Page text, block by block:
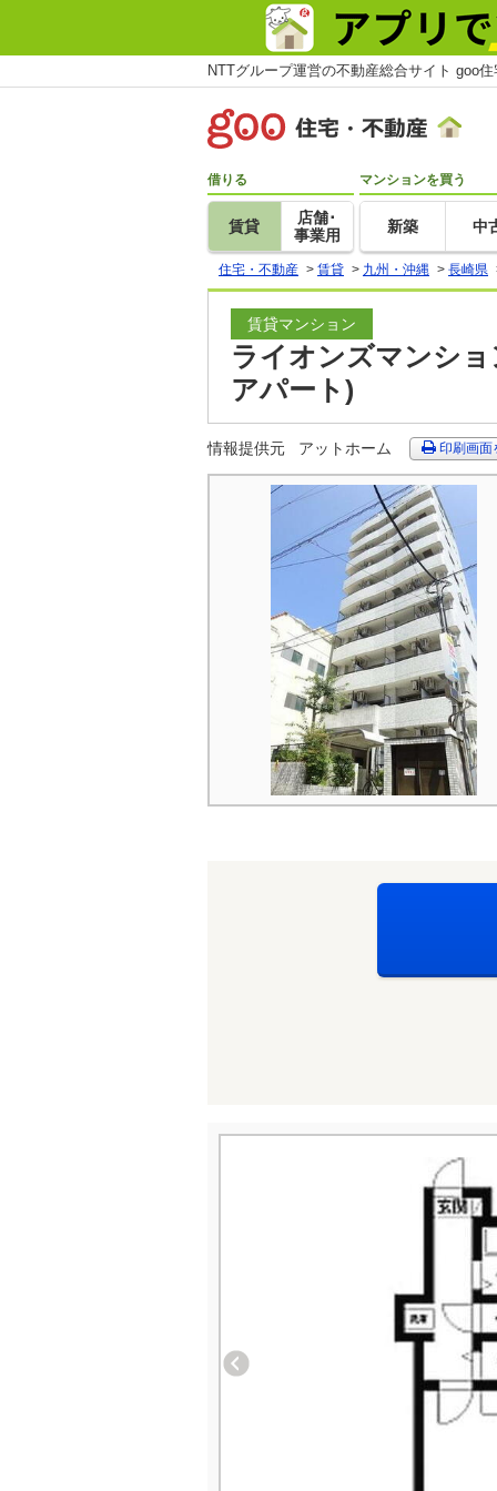
NTTグループ運営の不動産総合サイト goo
借りる
賃貸
店舗･
事業用
マンションを買う
新築 中
住宅・不動産 > 賃貸 > 九州・沖縄 > 長崎県
賃貸マンション
ライオンズマンシ
アパート)
情報提供元 アットホーム 印刷画面